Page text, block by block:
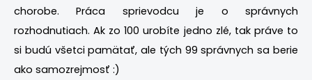
chorobe. Práca sprievodcu je o správnych
rozhodnutiach. Ak zo 100 urobíte jedno zlé, tak práve to
si budú všetci pamätať, ale tých 99 správnych sa berie
ako samozrejmosť :)